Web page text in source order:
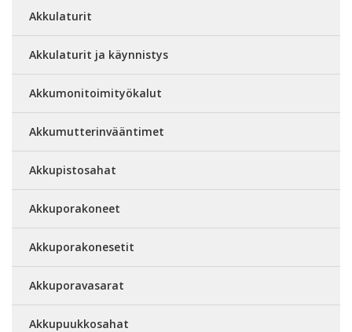
Akkulaturit
Akkulaturit ja käynnistys
Akkumonitoimityökalut
Akkumutterinvääntimet
Akkupistosahat
Akkuporakoneet
Akkuporakonesetit
Akkuporavasarat
Akkupuukkosahat